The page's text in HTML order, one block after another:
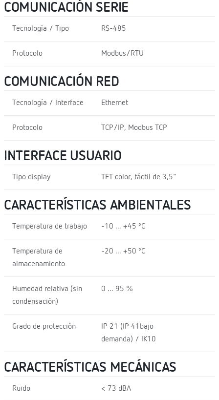
COMUNICACIÓN SERIE
Tecnología / Tipo RS-485
Protocolo Modbus/RTU
COMUNICACIÓN RED
Tecnología / Interface Ethernet
Protocolo TCP/IP, Modbus TCP
INTERFACE USUARIO
Tipo display TFT color, táctil de 3,5"
CARACTERÍSTICAS AMBIENTALES
Temperatura de trabajo -10 ... +45 ºC
Temperatura de
almacenamiento
-20 ... +50 ºC
Humedad relativa (sin
condensación)
0 ... 95 %
Grado de protección
IP 21 (IP 41bajo
demanda) / IK10
CARACTERÍSTICAS MECÁNICAS
Ruido < 73 dBA